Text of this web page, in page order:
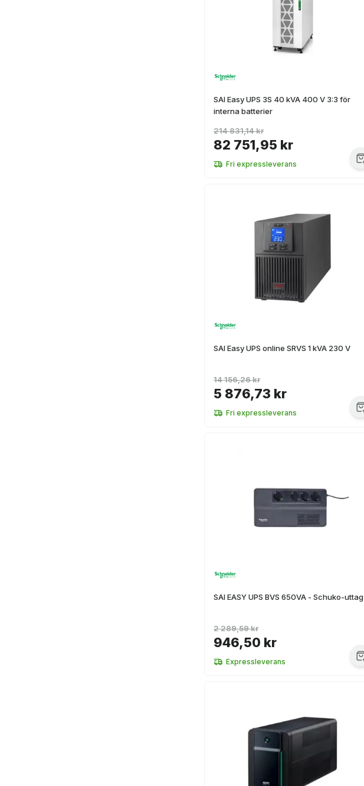
SAI Easy UPS 3S 40 kVA 400 V 3:3 för
interna batterier
82 751,95 kr
214 831,14 kr
Fri expressleverans
SAI Easy UPS online SRVS 1 kVA 230 V
5 876,73 kr
14 156,26 kr
Fri expressleverans
SAI EASY UPS BVS 650VA - Schuko-uttag
946,50 kr
2 289,59 kr
Expressleverans